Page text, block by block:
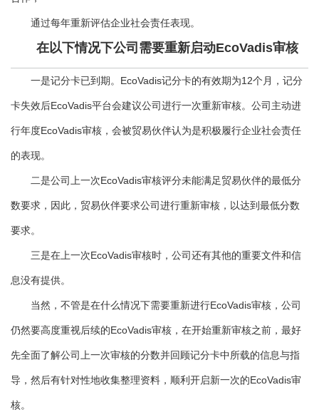
通过每年重新评估企业社会责任表现。
在以下情况下公司需要重新启动EcoVadis审核
一是记分卡已到期。EcoVadis记分卡的有效期为12个月，记分
卡失效后EcoVadis平台会建议公司进行一次重新审核。公司主动进
行年度EcoVadis审核，会被贸易伙伴认为是积极履行企业社会责任
的表现。
二是公司上一次EcoVadis审核评分未能满足贸易伙伴的最低分
数要求，因此，贸易伙伴要求公司进行重新审核，以达到最低分数
要求。
三是在上一次EcoVadis审核时，公司还有其他的重要文件和信
息没有提供。
当然，不管是在什么情况下需要重新进行EcoVadis审核，公司
仍然要高度重视后续的EcoVadis审核，在开始重新审核之前，最好
先全面了解公司上一次审核的分数并回顾记分卡中所载的信息与指
导，然后有针对性地收集整理资料，顺利开启新一次的EcoVadis审
核。